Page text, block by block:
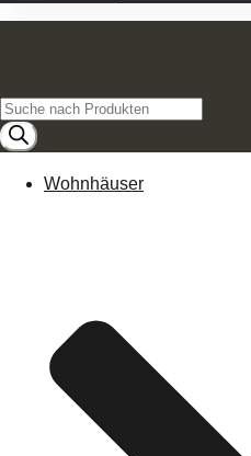
Products
search
Wohnhäuser